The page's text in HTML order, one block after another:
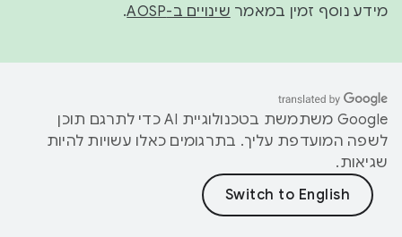
מידע נוסף זמין במאמר שינויים ב-AOSP .
‫Google משתמשת בטכנולוגיית AI כדי לתרגם תוכן
לשפה המועדפת עליך. בתרגומים כאלו עשויות להיות
שגיאות.